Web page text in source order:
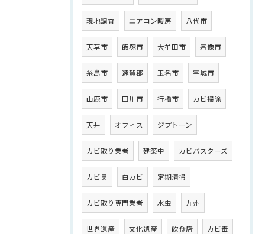
現地調査 エアコン暖房 八代市
天草市 飯塚市 大牟田市 宗像市
糸島市 遠賀郡 玉名市 宇城市
山鹿市 田川市 行橋市 カビ掃除
天井 オフィス ジプトーン
カビ取り業者 建築中 カビバスターズ
カビ臭 白カビ 定期清掃
カビ取り専門業者 水虫 九州
世界遺産 文化遺産 飲食店 カビ毒